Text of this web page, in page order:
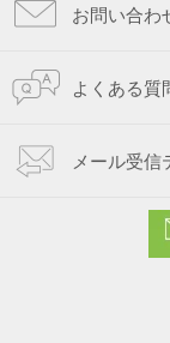
お問い合わ
よくある質
メール受信